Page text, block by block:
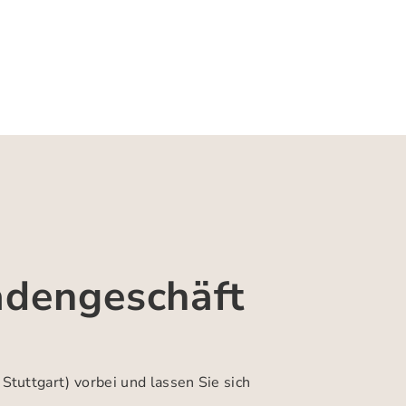
Stuttgart) vorbei und lassen Sie sich